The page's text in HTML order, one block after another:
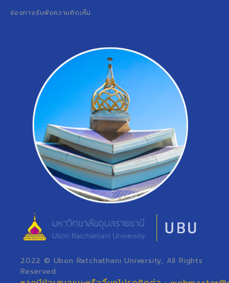
ช่องทางรับฟังความคิดเห็น
2022 © Ubon Ratchathani University, All Rights
Reserved.